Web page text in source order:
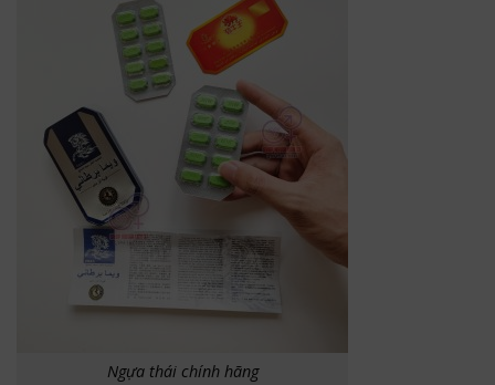
Ngựa thái chính hãng